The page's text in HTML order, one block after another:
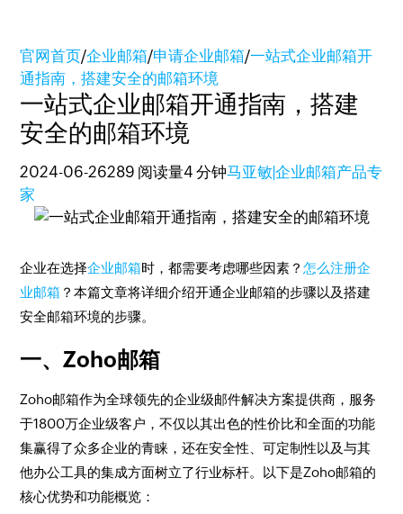
官网首页/企业邮箱/申请企业邮箱/一站式企业邮箱开
通指南，搭建安全的邮箱环境
一站式企业邮箱开通指南，搭建
安全的邮箱环境
2024-06-26289 阅读量4 分钟马亚敏|企业邮箱产品专
家
企业在选择企业邮箱时，都需要考虑哪些因素？怎么注册企
业邮箱 ？本篇文章将详细介绍开通企业邮箱的步骤以及搭建
安全邮箱环境的步骤。
一、Zoho邮箱
Zoho邮箱作为全球领先的企业级邮件解决方案提供商，服务
于1800万企业级客户，不仅以其出色的性价比和全面的功能
集赢得了众多企业的青睐，还在安全性、可定制性以及与其
他办公工具的集成方面树立了行业标杆。以下是Zoho邮箱的
核心优势和功能概览：